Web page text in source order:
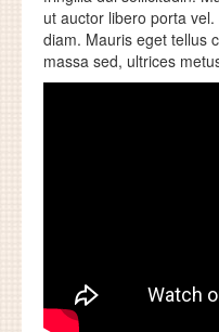
ut auctor libero porta
diam. Mauris eget tellus
massa sed, ultrices